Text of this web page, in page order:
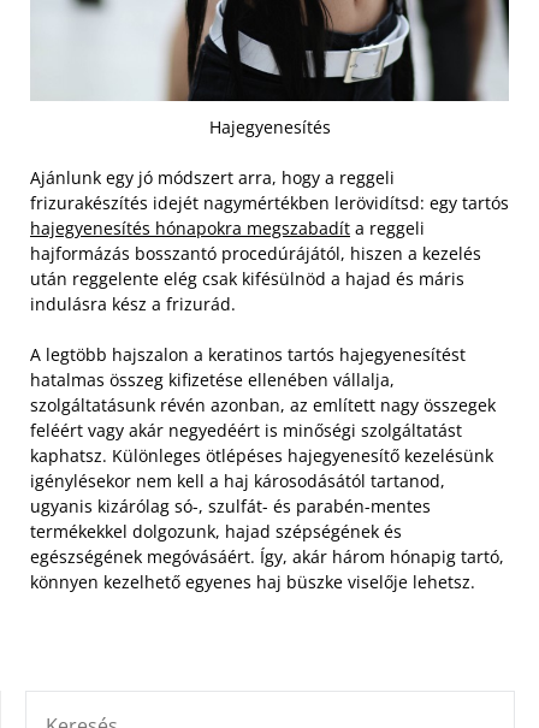
Hajegyenesítés
Ajánlunk egy jó módszert arra, hogy a reggeli
frizurakészítés idejét nagymértékben lerövidítsd: egy tartós
hajegyenesítés hónapokra megszabadít a reggeli
hajformázás bosszantó procedúrájától, hiszen a kezelés
után reggelente elég csak kifésülnöd a hajad és máris
indulásra kész a frizurád.
A legtöbb hajszalon a keratinos tartós hajegyenesítést
hatalmas összeg kifizetése ellenében vállalja,
szolgáltatásunk révén azonban, az említett nagy összegek
feléért vagy akár negyedéért is minőségi szolgáltatást
kaphatsz. Különleges ötlépéses hajegyenesítő kezelésünk
igénylésekor nem kell a haj károsodásától tartanod,
ugyanis kizárólag só-, szulfát- és parabén-mentes
termékekkel dolgozunk, hajad szépségének és
egészségének megóvásáért. Így, akár három hónapig tartó,
könnyen kezelhető egyenes haj büszke viselője lehetsz.